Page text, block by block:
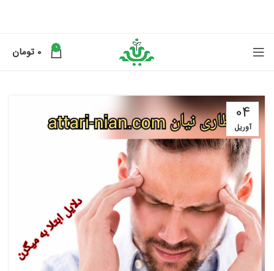
0
0 تومان
04
آوریل